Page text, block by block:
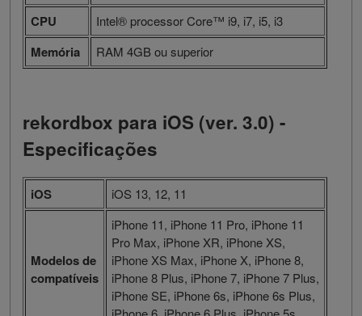
CPU Intel® processor Core™ i9, i7, i5, i3
Memória RAM 4GB ou superior
rekordbox para iOS (ver. 3.0) -
Especificações
iOS iOS 13, 12, 11
Modelos de
compatíveis
iPhone 11, iPhone 11 Pro, iPhone 11
Pro Max, iPhone XR, iPhone XS,
iPhone XS Max, iPhone X, iPhone 8,
iPhone 8 Plus, iPhone 7, iPhone 7 Plus,
iPhone SE, iPhone 6s, iPhone 6s Plus,